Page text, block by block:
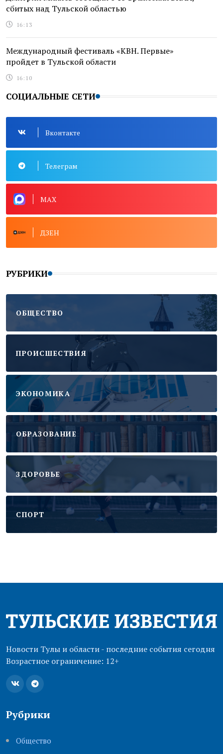
сбитых над Тульской областью
16:13
Международный фестиваль «КВН. Первые»
пройдет в Тульской области
16:10
СОЦИАЛЬНЫЕ СЕТИ
Вконтакте
Телеграм
MAX
ДЗЕН
РУБРИКИ
ОБЩЕСТВО
ПРОИСШЕСТВИЯ
ЭКОНОМИКА
ОБРАЗОВАНИЕ
ЗДОРОВЬЕ
CПОРТ
Новости Тулы и области - последние события сегодня
Возрастное ограничение: 12+
Рубрики
Общество